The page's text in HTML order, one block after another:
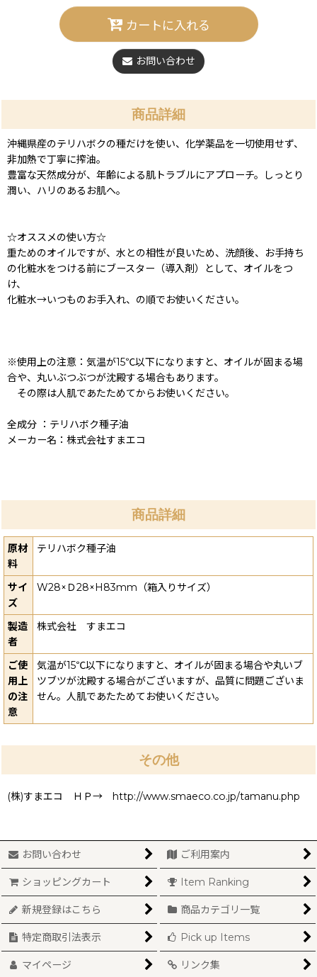
カートに入れる
お問い合わせ
商品詳細
沖縄県産のテリハボクの種だけを使い、化学薬品を一切使用せず、
非加熱で丁寧に搾油。
豊富な天然成分が、年齢による肌トラブルにアプローチ。しっとり
潤い、ハリのあるお肌へ。
☆オススメの使い方☆
重ためのオイルですが、水との相性が良いため、洗顔後、お手持ち
の化粧水をつける前にブースター（導入剤）として、オイルをつ
け、
化粧水→いつものお手入れ、の順でお使いください。
※使用上の注意：気温が15℃以下になりますと、オイルが固まる場
合や、丸いぶつぶつが沈殿する場合もあります。
その際は人肌であたためてからお使いください。
全成分 ：テリハボク種子油
メーカー名：株式会社すまエコ
商品詳細
原材
料
テリハボク種子油
サイ
ズ
W28×Ｄ28×H83mm（箱入りサイズ）
製造
者
株式会社 すまエコ
ご使
用上
の注
意
気温が15℃以下になりますと、オイルが固まる場合や丸いブ
ツブツが沈殿する場合がございますが、品質に問題ございま
せん。人肌であたためてお使いください。
その他
(株)すまエコ ＨＰ→ http://www.smaeco.co.jp/tamanu.php
お問い合わせ ご利用案内
ショッピングカート Item Ranking
新規登録はこちら 商品カテゴリ一覧
特定商取引法表示 Pick up Items
マイページ リンク集